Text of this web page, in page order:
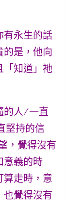
有永生的話
的是，他向
「知道」祂
的人/一直
堅持的信
，覺得沒有
意義的時
算走時，意
也覺得沒有